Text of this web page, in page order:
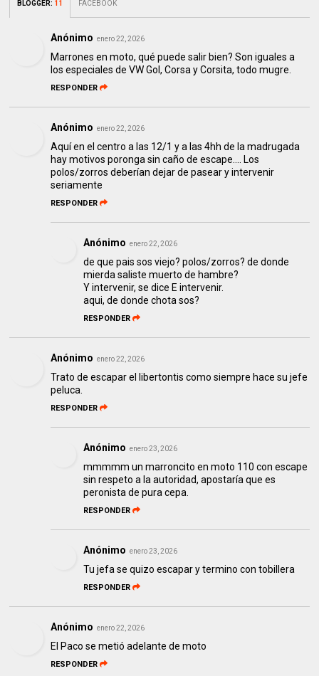
BLOGGER: 11 FACEBOOK
Anónimo enero 22, 2026
Marrones en moto, qué puede salir bien? Son iguales a
los especiales de VW Gol, Corsa y Corsita, todo mugre.
RESPONDER
Anónimo enero 22, 2026
Aquí en el centro a las 12/1 y a las 4hh de la madrugada
hay motivos poronga sin caño de escape.... Los
polos/zorros deberían dejar de pasear y intervenir
seriamente
RESPONDER
Anónimo enero 22, 2026
de que pais sos viejo? polos/zorros? de donde
mierda saliste muerto de hambre?
Y intervenir, se dice E intervenir.
aqui, de donde chota sos?
RESPONDER
Anónimo enero 22, 2026
Trato de escapar el libertontis como siempre hace su jefe
peluca.
RESPONDER
Anónimo enero 23, 2026
mmmmm un marroncito en moto 110 con escape
sin respeto a la autoridad, apostaría que es
peronista de pura cepa.
RESPONDER
Anónimo enero 23, 2026
Tu jefa se quizo escapar y termino con tobillera
RESPONDER
Anónimo enero 22, 2026
El Paco se metió adelante de moto
RESPONDER